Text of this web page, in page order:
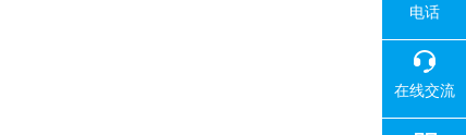
电话
在线交流